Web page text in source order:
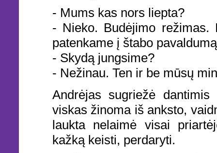
- Mums kas nors liepta?
- Nieko. Budėjimo režimas.
patenkame į štabo
- Skydą jungsime?
- Nežinau. Ten ir be mūsų
Andrėjas sugriežė
viskas žinoma iš anksto,
laukta nelaimė visai
kažką keisti, perdaryti.